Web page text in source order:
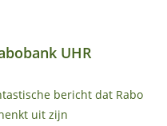
UHR
bericht dat Rabo
uit zijn